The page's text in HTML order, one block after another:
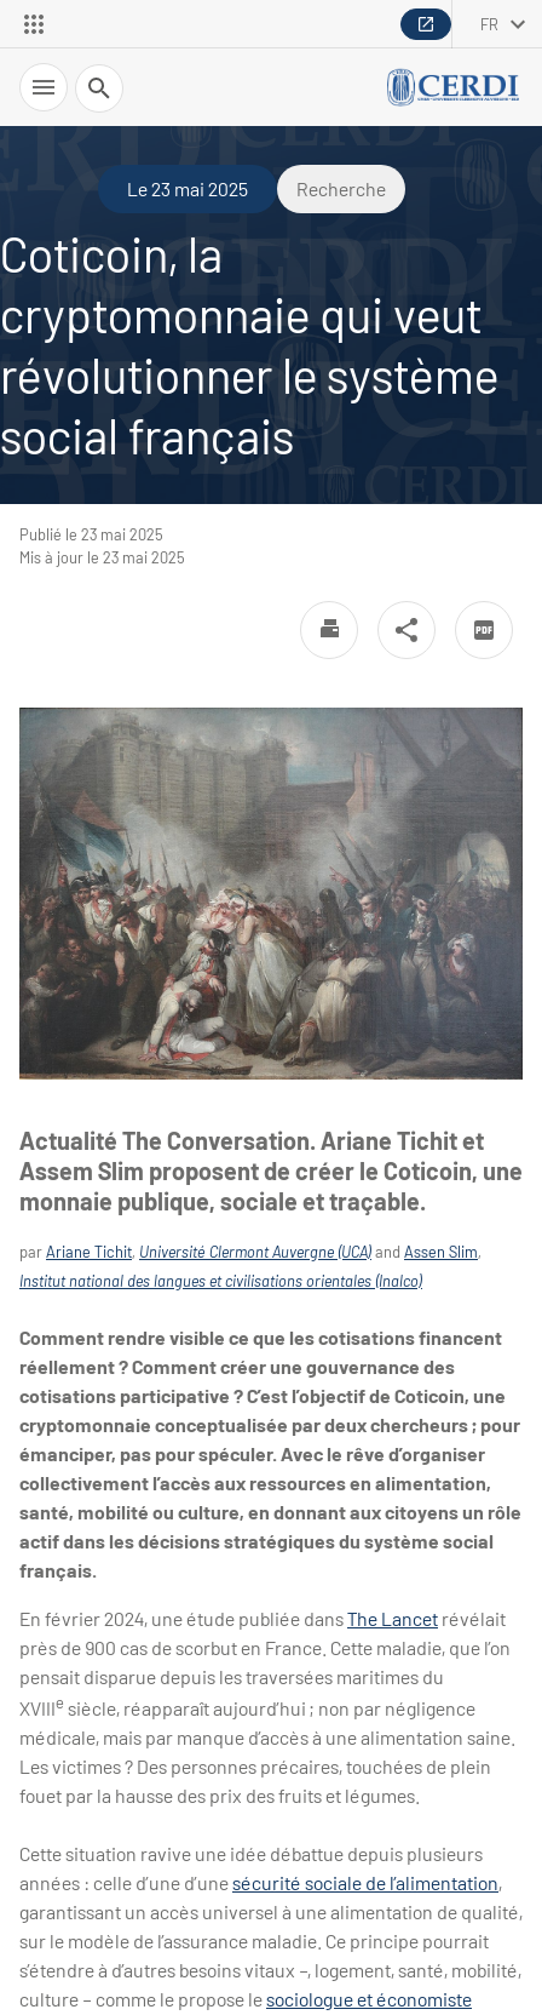
FR
Recherche
Le 23 mai 2025 Recherche
Coticoin, la
cryptomonnaie qui veut
révolutionner le système
social français
Publié le 23 mai 2025
Mis à jour le 23 mai 2025
Actualité The Conversation. Ariane Tichit et
Assem Slim proposent de créer le Coticoin, une
monnaie publique, sociale et traçable.
parAriane Tichit, Université Clermont Auvergne (UCA)and Assen Slim,
Institut national des langues et civilisations orientales (Inalco)
Comment rendre visible ce que les cotisations financent
réellement ? Comment créer une gouvernance des
cotisations participative ? C’est l’objectif de Coticoin, une
cryptomonnaie conceptualisée par deux chercheurs ; pour
émanciper, pas pour spéculer. Avec le rêve d’organiser
collectivement l’accès aux ressources en alimentation,
santé, mobilité ou culture, en donnant aux citoyens un rôle
actif dans les décisions stratégiques du système social
français.
En février 2024, une étude publiée dansThe Lancet révélait
près de 900 cas de scorbut en France. Cette maladie, que l’on
pensait disparue depuis les traversées maritimes du
XVIIIe siècle, réapparaît aujourd’hui ; non par négligence
médicale, mais par manque d’accès à une alimentation saine.
Les victimes ? Des personnes précaires, touchées de plein
fouet par la hausse des prix des fruits et légumes.
Cette situation ravive une idée débattue depuis plusieurs
années : celle d’une d’unesécurité sociale de l’alimentation,
garantissant un accès universel à une alimentation de qualité,
sur le modèle de l’assurance maladie. Ce principe pourrait
s’étendre à d’autres besoins vitaux –, logement, santé, mobilité,
culture – comme le propose lesociologue et économiste